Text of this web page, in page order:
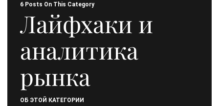
6 Posts On This Category
Лайфхаки и
аналитика
рынка
ОБ ЭТОЙ КАТЕГОРИИ